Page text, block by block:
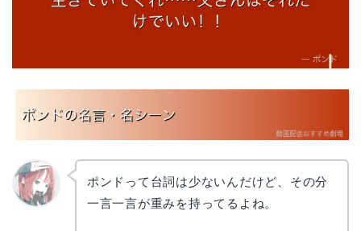
ポンドって台詞は少ないんだけど、その分
一言一言が重みを持ってるよね。